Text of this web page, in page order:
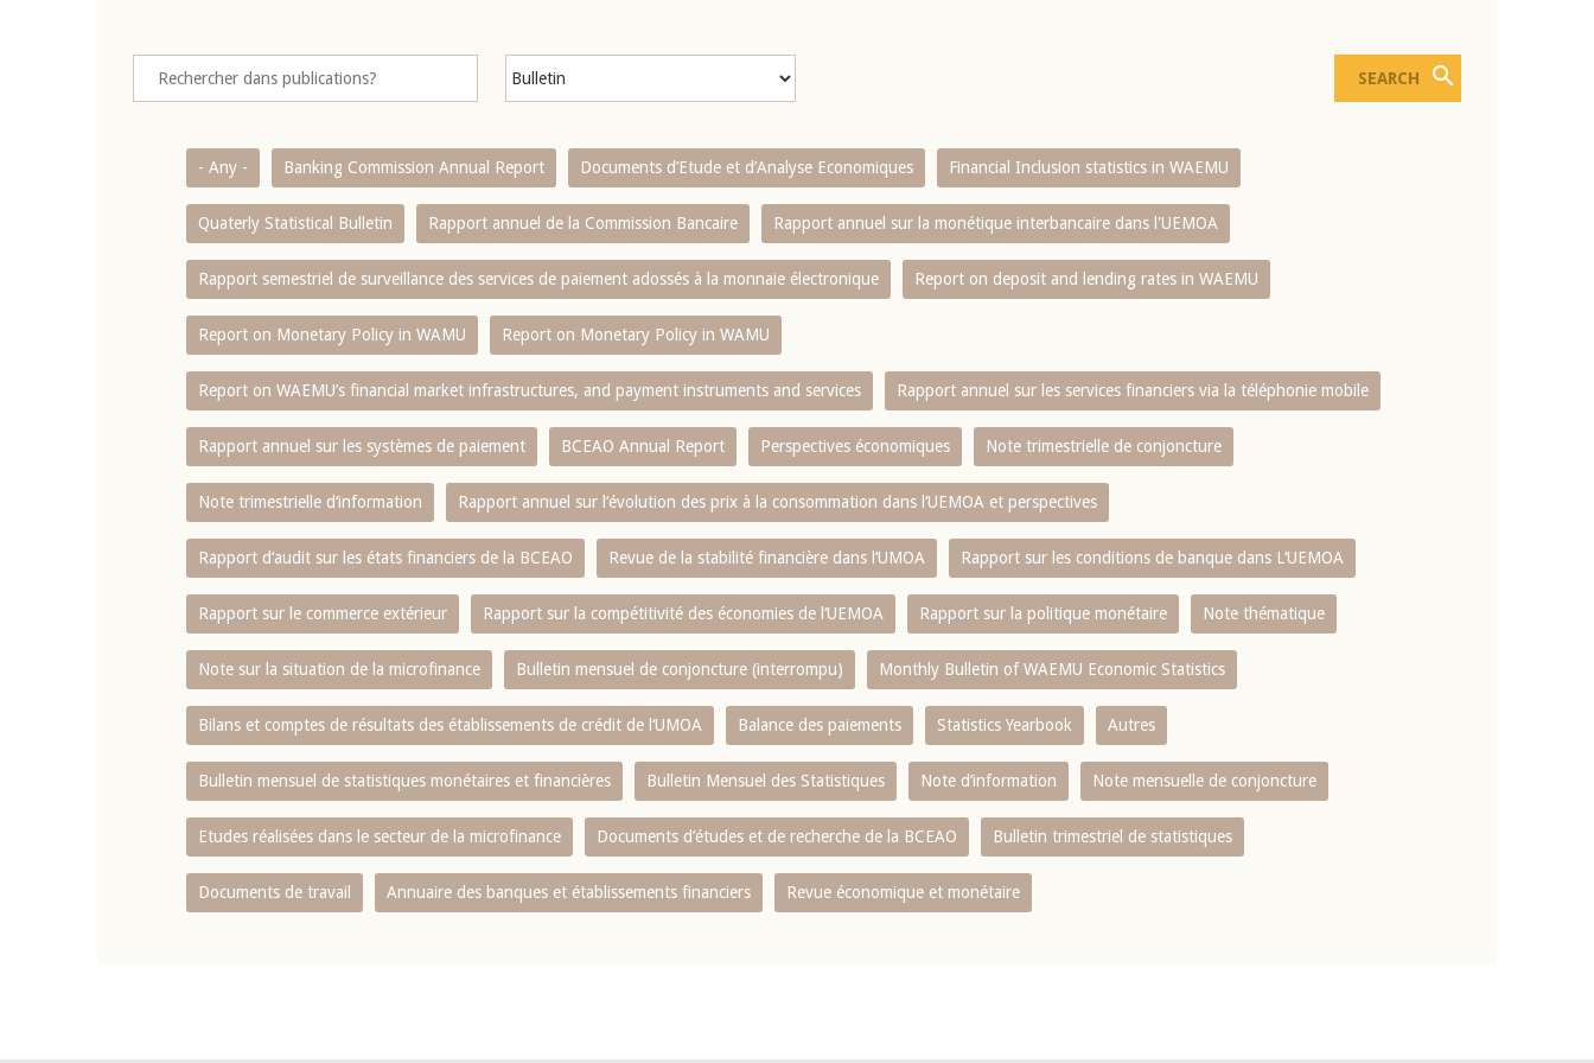
- Any - Banking Commission Annual Report Documents d’Etude et d’Analyse Economiques Financial Inclusion statistics in WAEMU
Quaterly Statistical Bulletin Rapport annuel de la Commission Bancaire Rapport annuel sur la monétique interbancaire dans l'UEMOA
Rapport semestriel de surveillance des services de paiement adossés à la monnaie électronique Report on deposit and lending rates in WAEMU
Report on Monetary Policy in WAMU Report on Monetary Policy in WAMU
Report on WAEMU’s financial market infrastructures, and payment instruments and services Rapport annuel sur les services financiers via la téléphonie mobile
Rapport annuel sur les systèmes de paiement BCEAO Annual Report Perspectives économiques Note trimestrielle de conjoncture
Note trimestrielle d‘information Rapport annuel sur l‘évolution des prix à la consommation dans l‘UEMOA et perspectives
Rapport d‘audit sur les états financiers de la BCEAO Revue de la stabilité financière dans l‘UMOA Rapport sur les conditions de banque dans L‘UEMOA
Rapport sur le commerce extérieur Rapport sur la compétitivité des économies de l‘UEMOA Rapport sur la politique monétaire Note thématique
Note sur la situation de la microfinance Bulletin mensuel de conjoncture (interrompu) Monthly Bulletin of WAEMU Economic Statistics
Bilans et comptes de résultats des établissements de crédit de l‘UMOA Balance des paiements Statistics Yearbook Autres
Bulletin mensuel de statistiques monétaires et financières Bulletin Mensuel des Statistiques Note d’information Note mensuelle de conjoncture
Etudes réalisées dans le secteur de la microfinance Documents d’études et de recherche de la BCEAO Bulletin trimestriel de statistiques
Documents de travail Annuaire des banques et établissements financiers Revue économique et monétaire